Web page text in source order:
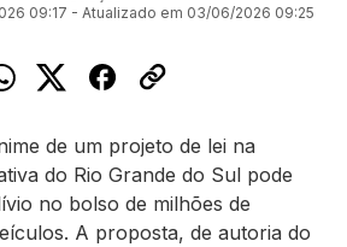
09:17 - Atualizado em 03/06/2026 09:25
de um projeto de lei na
do Rio Grande do Sul pode
no bolso de milhões de
A proposta, de autoria do